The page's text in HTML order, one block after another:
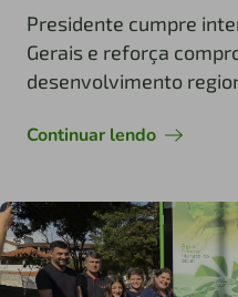
Presidente cumpre
Gerais e reforça
desenvolvimento
Continuar lendo